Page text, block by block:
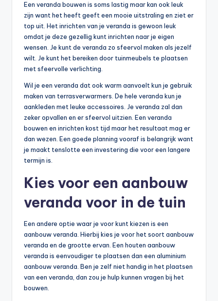
Een veranda bouwen is soms lastig maar kan ook leuk
zijn want het heeft geeft een mooie uitstraling en ziet er
top uit. Het inrichten van je veranda is gewoon leuk
omdat je deze gezellig kunt inrichten naar je eigen
wensen. Je kunt de veranda zo sfeervol maken als jezelf
wilt. Je kunt het bereiken door tuinmeubels te plaatsen
met sfeervolle verlichting.
Wil je een veranda dat ook warm aanvoelt kun je gebruik
maken van terrasverwarmers. De hele veranda kun je
aankleden met leuke accessoires. Je veranda zal dan
zeker opvallen en er sfeervol uitzien. Een veranda
bouwen en inrichten kost tijd maar het resultaat mag er
dan wezen. Een goede planning vooraf is belangrijk want
je maakt tenslotte een investering die voor een langere
termijn is.
Kies voor een aanbouw
veranda voor in de tuin
Een andere optie waar je voor kunt kiezen is een
aanbouw veranda. Hierbij kies je voor het soort aanbouw
veranda en de grootte ervan. Een houten aanbouw
veranda is eenvoudiger te plaatsen dan een aluminium
aanbouw veranda. Ben je zelf niet handig in het plaatsen
van een veranda, dan zou je hulp kunnen vragen bij het
bouwen.